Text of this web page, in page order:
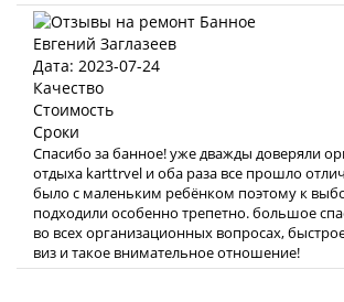
Евгений Заглазеев
Дата: 2023-07-24
Качество
Стоимость
Сроки
Спасибо за банное! уже дважды доверяли
отдыха karttrvel и оба раза все прошло
было с маленьким ребёнком поэтому к
подходили особенно трепетно. большое
во всех организационных вопросах,
виз и такое внимательное отношение!